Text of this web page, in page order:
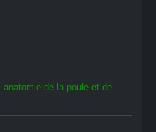
anatomie de la poule et de